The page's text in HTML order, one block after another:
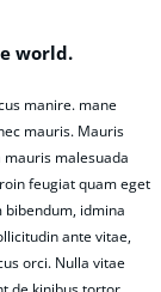
world.
manire. mane
mauris. Mauris
malesuada
feugiat quam eget
idmina
ante vitae,
orci. Nulla vitae